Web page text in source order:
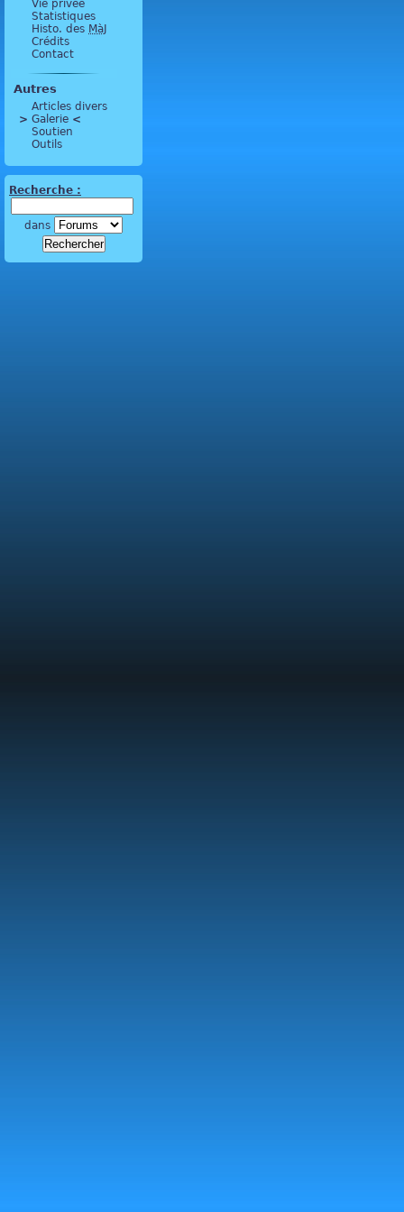
Vie privée
Statistiques
Histo. des MàJ
Crédits
Contact
Autres
Articles divers
> Galerie <
Soutien
Outils
Recherche :
dans